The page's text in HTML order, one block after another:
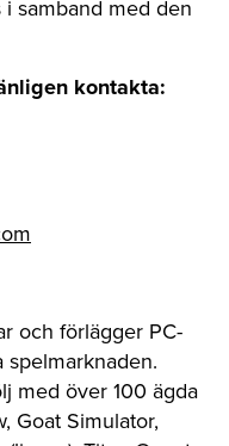
samband med den
kontakta:
och förlägger PC-
med över 100 ägda
Goat Simulator,